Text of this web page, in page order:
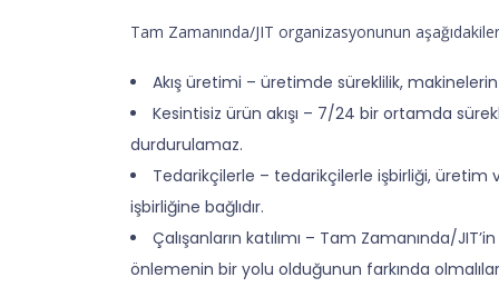
Tam Zamanında/JIT organizasyonunun
Akış üretimi – üretimde süreklilik, makinelerin
Kesintisiz ürün akışı – 7/24 bir ortamda
durdurulamaz.
Tedarikçilerle – tedarikçilerle işbirliği, üretim
işbirliğine bağlıdır.
Çalışanların katılımı – Tam Zamanında/
önlemenin bir yolu olduğunun farkında